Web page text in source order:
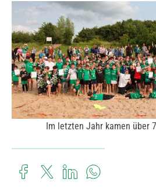
Im letzten Jahr kamen über